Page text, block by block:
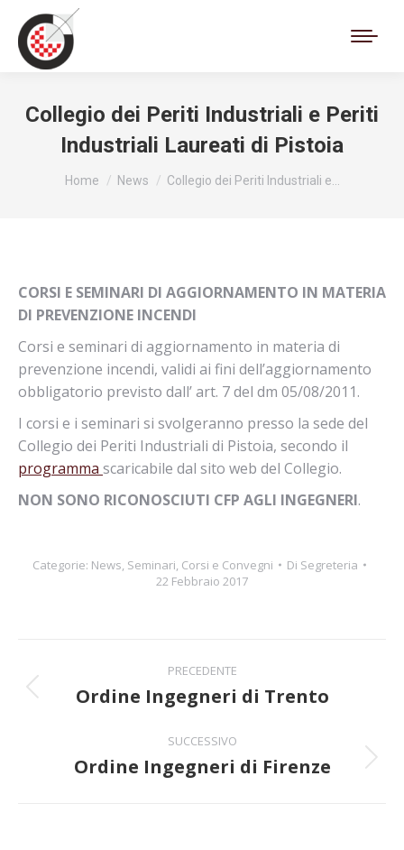
Collegio dei Periti Industriali e Periti
Industriali Laureati di Pistoia
Tu sei qui:
Home News Collegio dei Periti Industriali e…
CORSI E SEMINARI DI AGGIORNAMENTO IN MATERIA
DI PREVENZIONE INCENDI
Corsi e seminari di aggiornamento in materia di
prevenzione incendi, validi ai fini dell’aggiornamento
obbligatorio previsto dall’ art. 7 del dm 05/08/2011.
I corsi e i seminari si svolgeranno presso la sede del
Collegio dei Periti Industriali di Pistoia, secondo il
programma scaricabile dal sito web del Collegio.
NON SONO RICONOSCIUTI CFP AGLI INGEGNERI.
Categorie: News, Seminari, Corsi e Convegni Di Segreteria
22 Febbraio 2017
tra
post
PRECEDENTE
Post
Ordine Ingegneri di Trento
SUCCESSIVO
Prossimo
Ordine Ingegneri di Firenze